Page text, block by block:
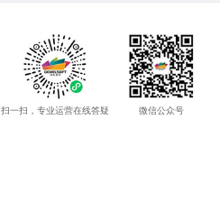
扫一扫，专业运营在线答疑 微信公众号